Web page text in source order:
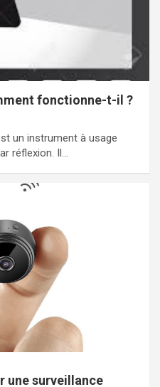
fonctionne-t-il ?
un instrument à usage
réflexion. Il…
une surveillance